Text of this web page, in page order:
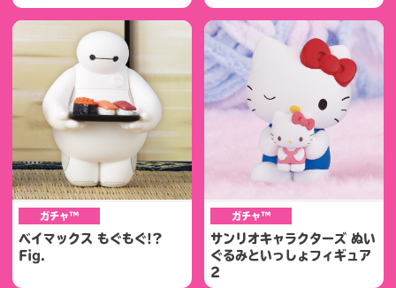
ガチャ™
ベイマックス もぐもぐ!?
Fig.
ガチャ™
サンリオキャラクターズ ぬい
ぐるみといっしょフィギュア
2